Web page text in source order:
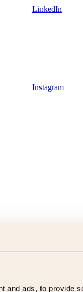
and ads, to provide
LinkedIn
Instagram